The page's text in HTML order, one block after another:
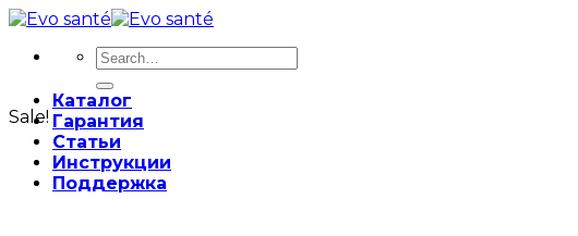
Skip
content
Search
for:
Каталог
Гарантия
Статьи
Инструкции
Поддержка
Sale!